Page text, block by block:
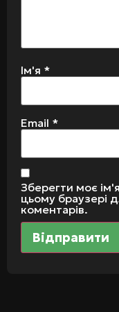
Ім'я *
Email *
Зберегти моє
цьому браузері
коментарів.